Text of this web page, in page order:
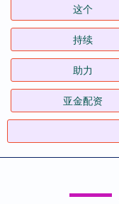
这个
持续
助力
亚金配资